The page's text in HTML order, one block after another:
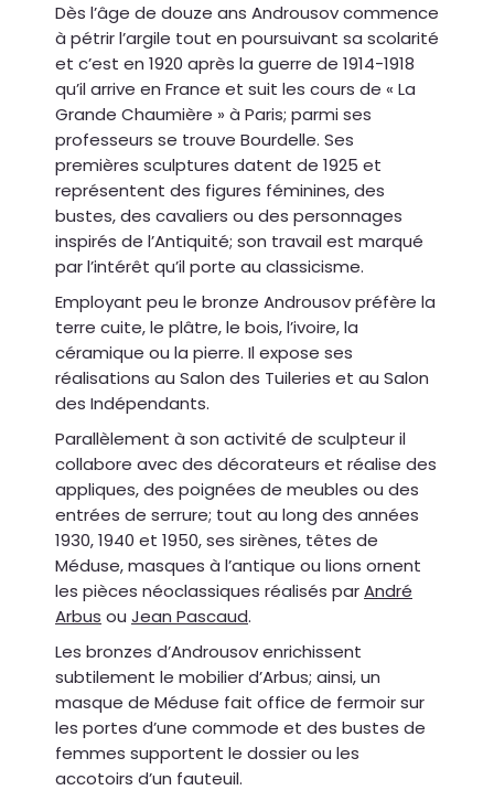
Dès l’âge de douze ans Androusov commence
à pétrir l’argile tout en poursuivant sa scolarité
et c’est en 1920 après la guerre de 1914-1918
qu’il arrive en France et suit les cours de « La
Grande Chaumière » à Paris; parmi ses
professeurs se trouve Bourdelle. Ses
premières sculptures datent de 1925 et
représentent des figures féminines, des
bustes, des cavaliers ou des personnages
inspirés de l’Antiquité; son travail est marqué
par l’intérêt qu’il porte au classicisme.
Employant peu le bronze Androusov préfère la
terre cuite, le plâtre, le bois, l’ivoire, la
céramique ou la pierre. Il expose ses
réalisations au Salon des Tuileries et au Salon
des Indépendants.
Parallèlement à son activité de sculpteur il
collabore avec des décorateurs et réalise des
appliques, des poignées de meubles ou des
entrées de serrure; tout au long des années
1930, 1940 et 1950, ses sirènes, têtes de
Méduse, masques à l’antique ou lions ornent
les pièces néoclassiques réalisés parAndré
Arbus ou Jean Pascaud.
Les bronzes d’Androusov enrichissent
subtilement le mobilier d’Arbus; ainsi, un
masque de Méduse fait office de fermoir sur
les portes d’une commode et des bustes de
femmes supportent le dossier ou les
accotoirs d’un fauteuil.